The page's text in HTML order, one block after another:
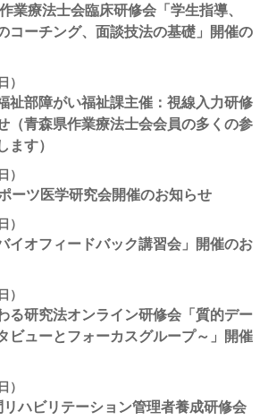
業療法士会臨床研修会「学生指導、
コーチング、面談技法の基礎」開催の
）
祉部障がい福祉課主催：視線入力研修
（青森県作業療法士会会員の多くの参
ます）
）
ーツ医学研究会開催のお知らせ
）
イオフィードバック講習会」開催のお
）
る研究法オンライン研修会「質的デー
ビューとフォーカスグループ～」開催
）
リハビリテーション管理者養成研修会